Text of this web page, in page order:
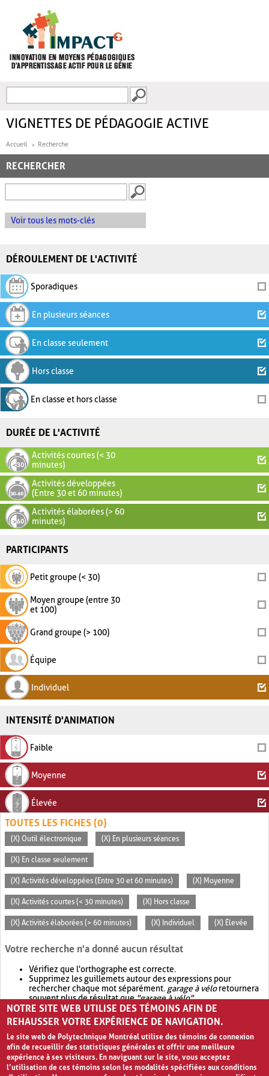
FORMULAIRE DE
VIGNETTES DE PÉDAGOGIE ACTIVE
Accueil Recherche
RECHERCHER
Voir tous les mots-clés
DÉROULEMENT DE L'ACTIVITÉ
Sporadiques
En plusieurs séances
En classe seulement
Hors classe
En classe et hors classe
DURÉE DE L'ACTIVITÉ
Activités courtes (< 30
minutes)
Activités développées
(Entre 30 et 60 minutes)
Activités élaborées (> 60
minutes)
PARTICIPANTS
Petit groupe (< 30)
Moyen groupe (entre 30
et 100)
Grand groupe (> 100)
Équipe
Individuel
INTENSITÉ D'ANIMATION
Faible
Moyenne
Élevée
TOUTES LES FICHES (0)
(X) Outil électronique (X) En plusieurs séances
(X) En classe seulement
(X) Activités développées (Entre 30 et 60 minutes) (X) Moyenne
(X) Activités courtes (< 30 minutes) (X) Hors classe
(X) Activités élaborées (> 60 minutes) (X) Individuel (X) Élevée
Votre recherche n'a donné aucun résultat
Vérifiez que l'orthographe est correcte.
Supprimez les guillemets autour des expressions pour
rechercher chaque mot séparément. garage à véloretournera
souvent plus de résultat que"garage à vélo".
Envisagez d'élargir votre recherche avec OR.garage OR vélo
retournera souvent plus de résultat quegarage à vélo
NOTRE SITE WEB UTILISE DES TÉMOINS AFIN DE
REHAUSSER VOTRE EXPÉRIENCE DE NAVIGATION.
Le site web de Polytechnique Montréal utilise des témoins de connexion
afin de recueillir des statistiques générales et offrir une meilleure
expérience à ses visiteurs. En naviguant sur le site, vous acceptez
l’utilisation de ces témoins selon les modalités spécifiées aux conditions